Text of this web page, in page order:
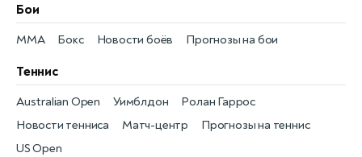
Бои
Новости боёв
MMA Прогнозы на бои
Бокс
Теннис
Новости тенниса
Australian Open
Матч-центр
Уимблдон
Прогнозы на теннис
Ролан Гаррос
US Open